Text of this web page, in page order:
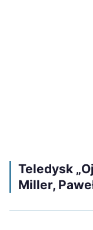
Teledysk
Miller,